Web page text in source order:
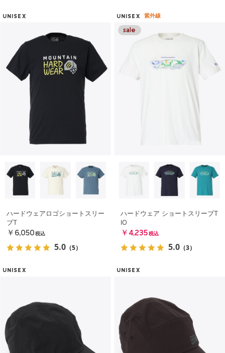
UNISEX
ハードウェアロゴショートスリー
ブT
￥6,050 税込
5.0 （5）
UNISEX 紫外線
ハードウェア ショートスリーブT
IO
￥4,235 税込
5.0 （3）
UNISEX UNISEX